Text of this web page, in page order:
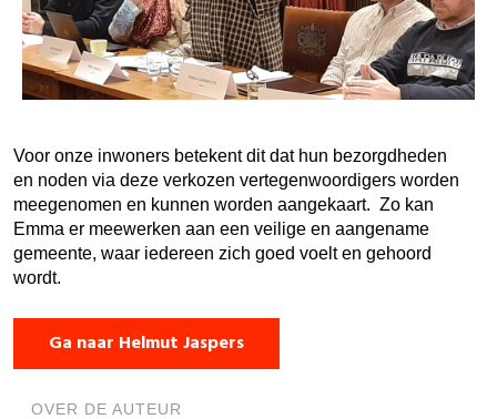
Voor onze inwoners betekent dit dat hun bezorgdheden
en noden via deze verkozen vertegenwoordigers worden
meegenomen en kunnen worden aangekaart. Zo kan
Emma er meewerken aan een veilige en aangename
gemeente, waar iedereen zich goed voelt en gehoord
wordt.
Ga naar Helmut Jaspers
OVER DE AUTEUR